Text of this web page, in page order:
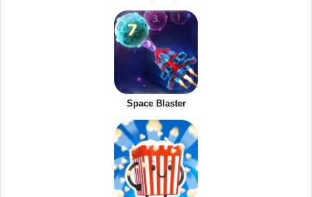
Space Blaster